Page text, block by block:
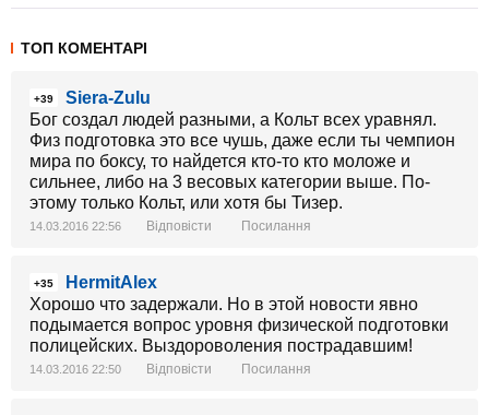
ТОП КОМЕНТАРІ
+39
Siera-Zulu
Бог создал людей разными, а Кольт всех уравнял.
Физ подготовка это все чушь, даже если ты чемпион
мира по боксу, то найдется кто-то кто моложе и
сильнее, либо на 3 весовых категории выше. По-
этому только Кольт, или хотя бы Тизер.
14.03.2016 22:56 Відповісти Посилання
+35
HermitAlex
Хорошо что задержали. Но в этой новости явно
подымается вопрос уровня физической подготовки
полицейских. Выздороволения пострадавшим!
14.03.2016 22:50 Відповісти Посилання